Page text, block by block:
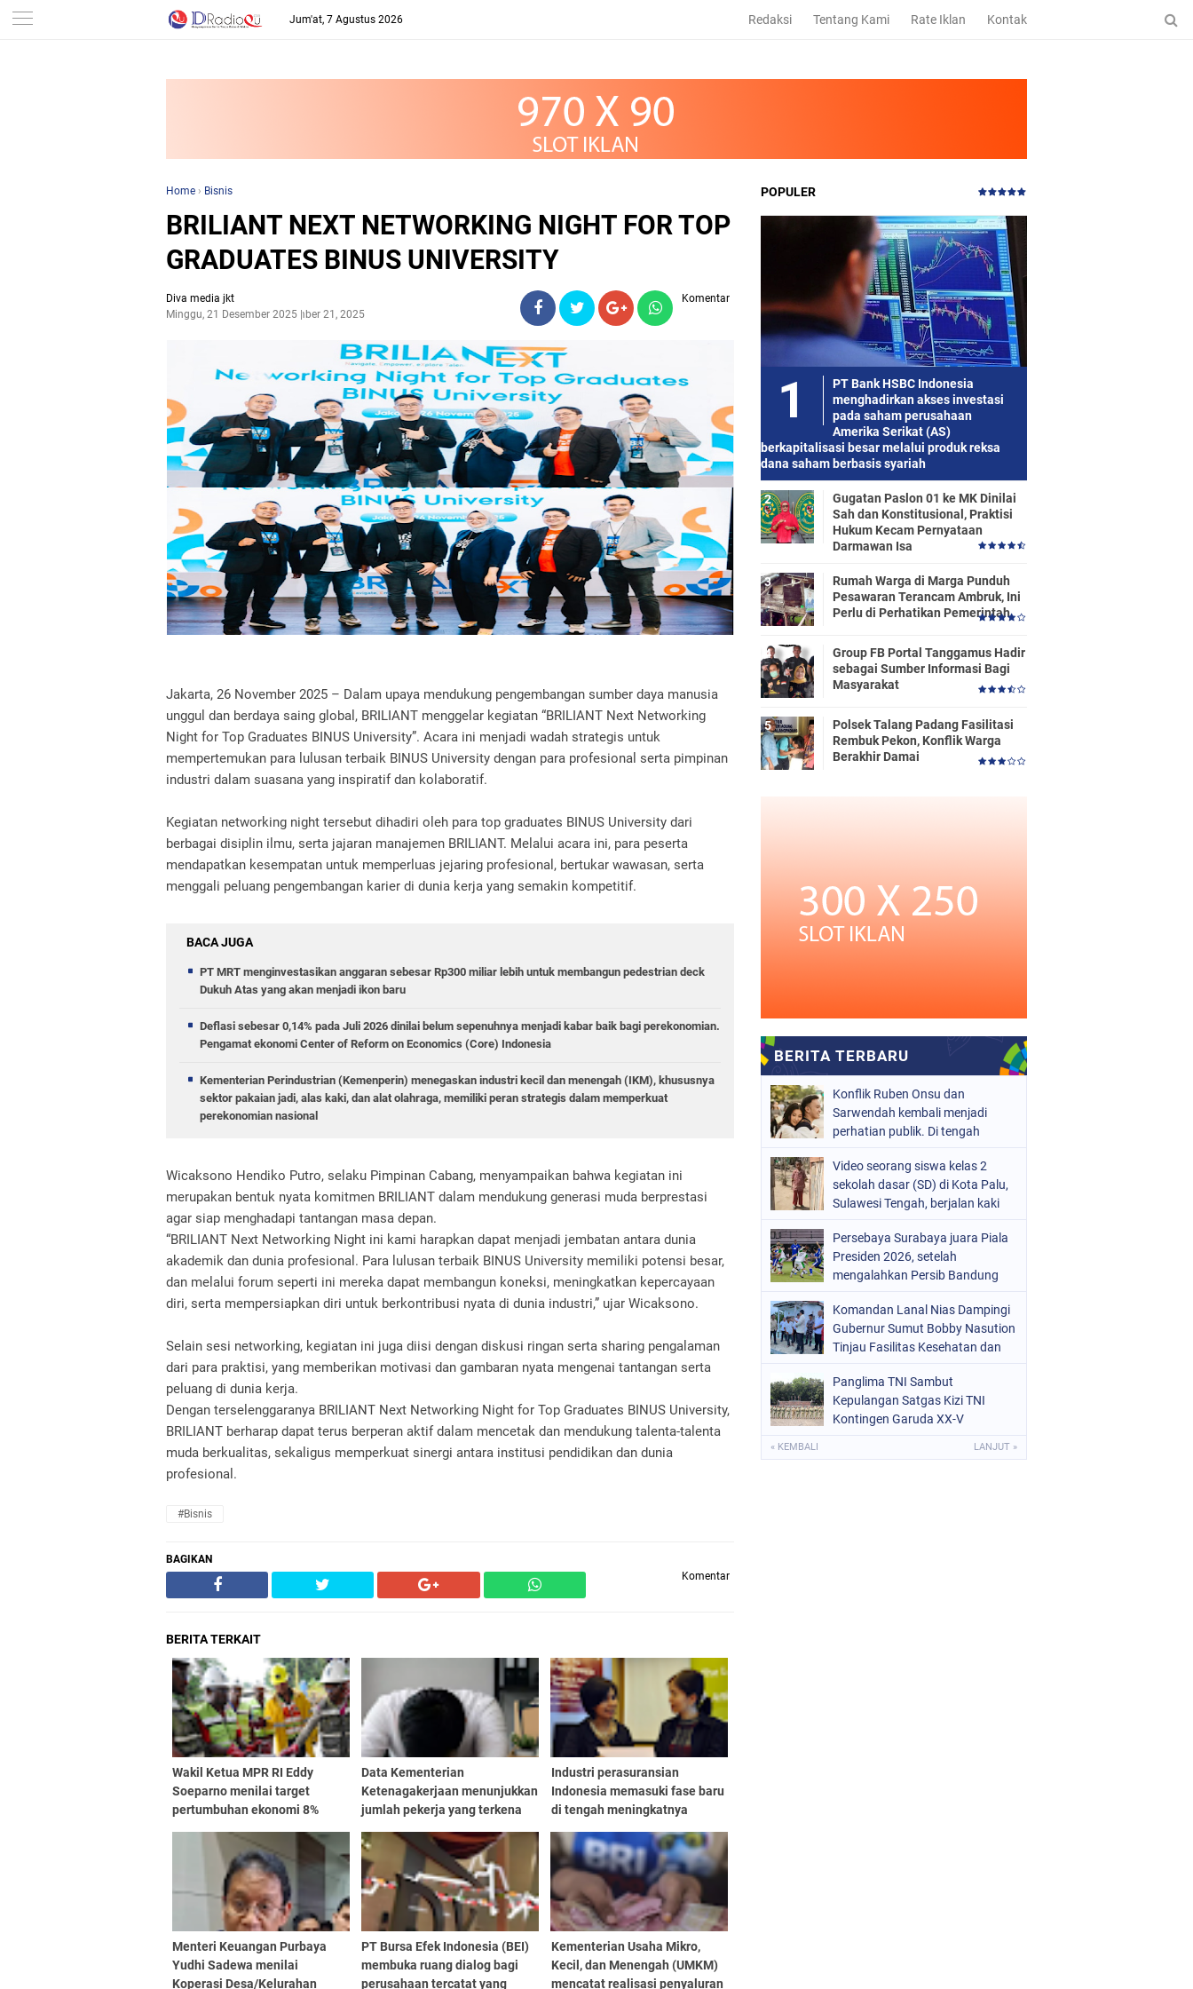
-->
Jum'at, 7 Agustus 2026 Redaksi Tentang Kami Rate Iklan Kontak
Home › Bisnis
BRILIANT NEXT NETWORKING NIGHT FOR TOP
GRADUATES BINUS UNIVERSITY
Diva media jkt
Minggu, 21 Desember 2025Desember 21, 2025
Komentar
Jakarta, 26 November 2025 – Dalam upaya mendukung pengembangan sumber daya manusia
unggul dan berdaya saing global, BRILIANT menggelar kegiatan “BRILIANT Next Networking
Night for Top Graduates BINUS University”. Acara ini menjadi wadah strategis untuk
mempertemukan para lulusan terbaik BINUS University dengan para profesional serta pimpinan
industri dalam suasana yang inspiratif dan kolaboratif.
Kegiatan networking night tersebut dihadiri oleh para top graduates BINUS University dari
berbagai disiplin ilmu, serta jajaran manajemen BRILIANT. Melalui acara ini, para peserta
mendapatkan kesempatan untuk memperluas jejaring profesional, bertukar wawasan, serta
menggali peluang pengembangan karier di dunia kerja yang semakin kompetitif.
BACA JUGA
PT MRT menginvestasikan anggaran sebesar Rp300 miliar lebih untuk membangun pedestrian deck
Dukuh Atas yang akan menjadi ikon baru
Deflasi sebesar 0,14% pada Juli 2026 dinilai belum sepenuhnya menjadi kabar baik bagi perekonomian.
Pengamat ekonomi Center of Reform on Economics (Core) Indonesia
Kementerian Perindustrian (Kemenperin) menegaskan industri kecil dan menengah (IKM), khususnya
sektor pakaian jadi, alas kaki, dan alat olahraga, memiliki peran strategis dalam memperkuat
perekonomian nasional
Wicaksono Hendiko Putro, selaku Pimpinan Cabang, menyampaikan bahwa kegiatan ini
merupakan bentuk nyata komitmen BRILIANT dalam mendukung generasi muda berprestasi
agar siap menghadapi tantangan masa depan.
“BRILIANT Next Networking Night ini kami harapkan dapat menjadi jembatan antara dunia
akademik dan dunia profesional. Para lulusan terbaik BINUS University memiliki potensi besar,
dan melalui forum seperti ini mereka dapat membangun koneksi, meningkatkan kepercayaan
diri, serta mempersiapkan diri untuk berkontribusi nyata di dunia industri,” ujar Wicaksono.
Selain sesi networking, kegiatan ini juga diisi dengan diskusi ringan serta sharing pengalaman
dari para praktisi, yang memberikan motivasi dan gambaran nyata mengenai tantangan serta
peluang di dunia kerja.
Dengan terselenggaranya BRILIANT Next Networking Night for Top Graduates BINUS University,
BRILIANT berharap dapat terus berperan aktif dalam mencetak dan mendukung talenta-talenta
muda berkualitas, sekaligus memperkuat sinergi antara institusi pendidikan dan dunia
profesional.
#Bisnis
BAGIKAN
Komentar
BERITA TERKAIT
Wakil Ketua MPR RI Eddy
Soeparno menilai target
pertumbuhan ekonomi 8%
Data Kementerian
Ketenagakerjaan menunjukkan
jumlah pekerja yang terkena
orang pada 2023 menjadi
77.965
Industri perasuransian
Indonesia memasuki fase baru
di tengah meningkatnya
Progress menilai
keberlanjutan profitabilitas
perusahaan asuransi tidak lagi
Menteri Keuangan Purbaya
Yudhi Sadewa menilai
Koperasi Desa/Kelurahan
PT Bursa Efek Indonesia (BEI)
membuka ruang dialog bagi
perusahaan tercatat yang
Kementerian Usaha Mikro,
Kecil, dan Menengah (UMKM)
mencatat realisasi penyaluran
POPULER
PT Bank HSBC Indonesia
menghadirkan akses investasi
pada saham perusahaan
Amerika Serikat (AS)
berkapitalisasi besar melalui produk reksa
dana saham berbasis syariah
Gugatan Paslon 01 ke MK Dinilai
Sah dan Konstitusional, Praktisi
Hukum Kecam Pernyataan
Darmawan Isa
Rumah Warga di Marga Punduh
Pesawaran Terancam Ambruk, Ini
Perlu di Perhatikan Pemerintah
Group FB Portal Tanggamus Hadir
sebagai Sumber Informasi Bagi
Masyarakat
Polsek Talang Padang Fasilitasi
Rembuk Pekon, Konflik Warga
Berakhir Damai
Konflik Ruben Onsu dan
Sarwendah kembali menjadi
perhatian publik. Di tengah
berjalan, kuasa hukum
Sarwendah
Video seorang siswa kelas 2
sekolah dasar (SD) di Kota Palu,
Sulawesi Tengah, berjalan kaki
mengenakan sepatu viral di
media sosial
Persebaya Surabaya juara Piala
Presiden 2026, setelah
mengalahkan Persib Bandung
laga final. Green Force menang 6-
5 setelah kedua tim bermain
imbang 1-1 hingga 120 menit
Komandan Lanal Nias Dampingi
Gubernur Sumut Bobby Nasution
Tinjau Fasilitas Kesehatan dan
Utara
Panglima TNI Sambut
Kepulangan Satgas Kizi TNI
Kontingen Garuda XX-V
« KEMBALI LANJUT »